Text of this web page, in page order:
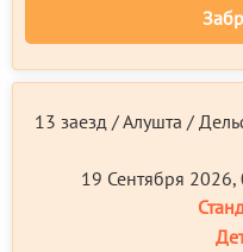
13 заезд / Алушта /
19 Сентября